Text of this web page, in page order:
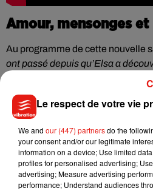
Amour, mensonges
Au programme de cette nouvelle
ont passé depuis qu’Elsa a
qu'elle a décidé de faire un break
Antoine ont découvert les joies
lavables comprises, Charlotte
Pinkars. De retour à Paris, est-ce
pardonner ses meilleures amies
porte à l'amour ?",révèle le géant
Ainsi, pour aider leur copine à se
amoureux, la bande-annonce
Le respect de votre vie
We and our (447) partnersdo the
your consent and/or our legitimate
information on a device; Use limited
profiles for personalised advertising;
advertising; Measure advertising
performance; Understand audiences